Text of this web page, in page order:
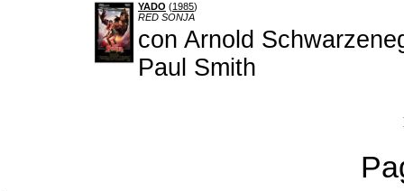
YADO (1985)
RED SONJA
con Arnold
Paul Smith